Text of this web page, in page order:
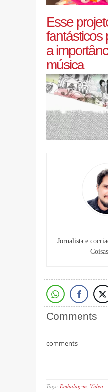
Esse
fantásticos
a
música
Jornalista e
Comments
comments
Tags: Embalagem, Vídeo